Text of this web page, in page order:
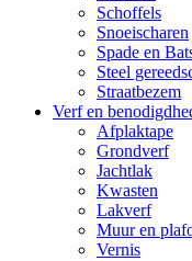
Schoffels
Snoeischaren
Spade en
Steel
Straatbezem
Verf en
Afplaktape
Grondverf
Jachtlak
Kwasten
Lakverf
Muur en
Vernis